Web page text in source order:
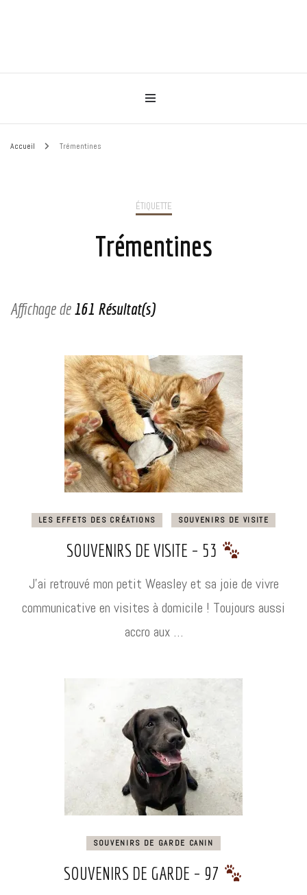
HAPPIMAUX
Accueil Trémentines
ÉTIQUETTE
Trémentines
Affichage de161 Résultat(s)
LES EFFETS DES CRÉATIONS SOUVENIRS DE VISITE
SOUVENIRS DE VISITE – 53
J’ai retrouvé mon petit Weasley et sa joie de vivre
communicative en visites à domicile ! Toujours aussi
accro aux …
SOUVENIRS DE GARDE CANIN
SOUVENIRS DE GARDE – 97